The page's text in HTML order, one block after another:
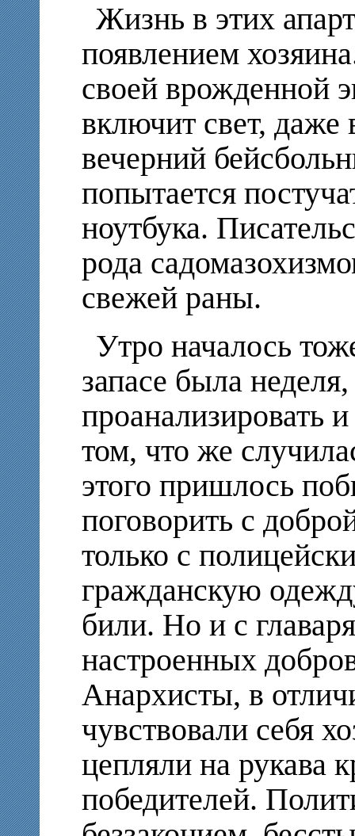
Жизнь в этих
появлением
своей врожденной
включит свет, даже
вечерний
попытается
ноутбука.
рода
свежей раны.
Утро началось
запасе была
проанализировать
том, что же
этого пришлось
поговорить с
только с
гражданскую
били. Но и с
настроенных
Анархисты, в
чувствовали себя
цепляли на рукава
победителей.